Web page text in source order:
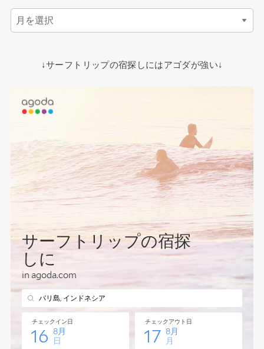
↓サーフトリップの宿探しにはアゴダが強い↓